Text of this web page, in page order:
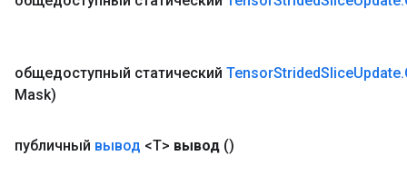
общедоступный статический TensorStridedSliceUpdate.
Mask)
публичный вывод <T> вывод ()